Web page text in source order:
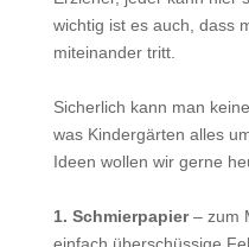
wichtig ist es auch, dass
miteinander tritt.
Sicherlich kann man
was Kindergärten alles
Ideen wollen wir gerne
1. Schmierpapier– zum